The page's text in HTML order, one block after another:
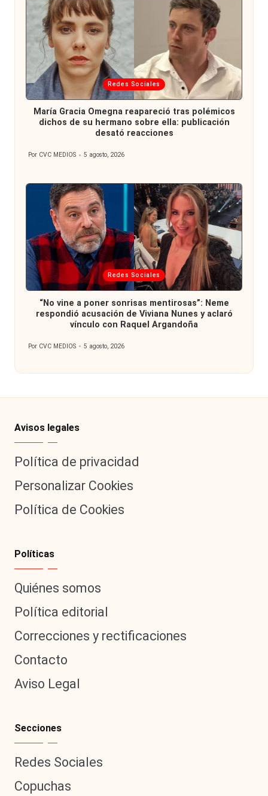
Publicada
en
Redes Sociales
María Gracia Omegna reapareció tras polémicos
dichos de su hermano sobre ella: publicación
desató reacciones
Publicado
Por CVC MEDIOS 5 agosto, 2026
Publicada
en
Redes Sociales
“No vine a poner sonrisas mentirosas”: Neme
respondió acusación de Viviana Nunes y aclaró
vínculo con Raquel Argandoña
Publicado
Por CVC MEDIOS 5 agosto, 2026
Avisos legales
Política de privacidad
Personalizar Cookies
Política de Cookies
Políticas
Quiénes somos
Política editorial
Correcciones y rectificaciones
Contacto
Aviso Legal
Secciones
Redes Sociales
Copuchas